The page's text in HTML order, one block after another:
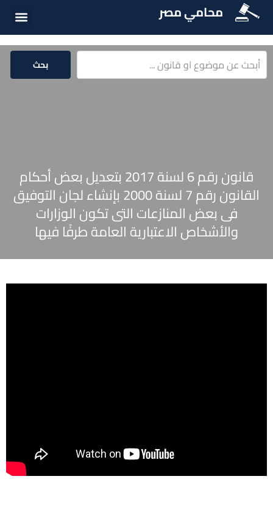
محامي مصر
بحث
قانون رقم 6 لسنة 2017 بتعديل بعض أحكام
القانون رقم 7 لسنة 2000 بإنشاء لجان التوفيق
فى بعض المنازعات التى تكون الوزارات
والأشخاص الاعتبارية العامة طرفًا فيها